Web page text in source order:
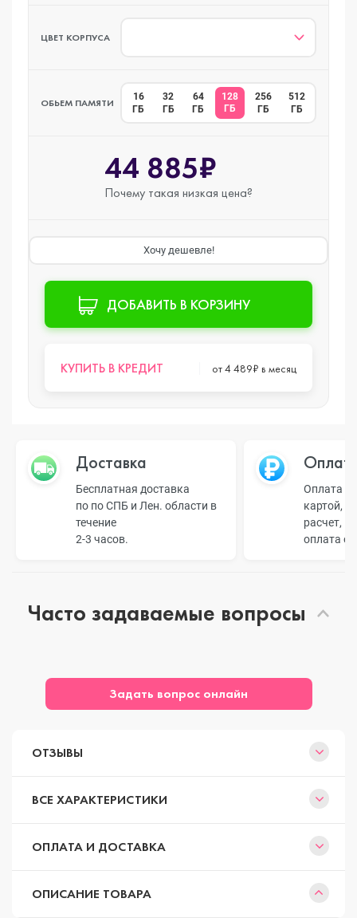
ЦВЕТ КОРПУСА
ОБЬЕМ ПАМЯТИ
16
ГБ
32
ГБ
64
ГБ
128
ГБ
256
ГБ
512
ГБ
44 885₽
Почему такая низкая цена?
Хочу дешевле!
ДОБАВИТЬ В КОРЗИНУ
КУПИТЬ В КРЕДИТ от 4 489₽ в месяц
Доставка
Бесплатная доставка
по по СПБ и Лен. области в
течение
2-3 часов.
Оплата
картой,
расчет,
оплата
Часто задаваемые вопросы
Задать вопрос онлайн
ОТЗЫВЫ
ВСЕ ХАРАКТЕРИСТИКИ
ОПЛАТА И ДОСТАВКА
ОПИСАНИЕ ТОВАРА